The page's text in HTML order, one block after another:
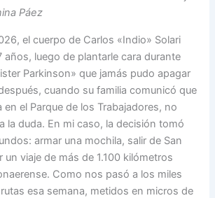
Páez
el cuerpo de Carlos «Indio» Solari
años, luego de plantarle cara durante
Parkinson» que jamás pudo apagar
cuando su familia comunicó que
en el Parque de los Trabajadores, no
la duda. En mi caso, la decisión tomó
armar una mochila, salir de San
un viaje de más de 1.100 kilómetros
Como nos pasó a los miles
esa semana, metidos en micros de